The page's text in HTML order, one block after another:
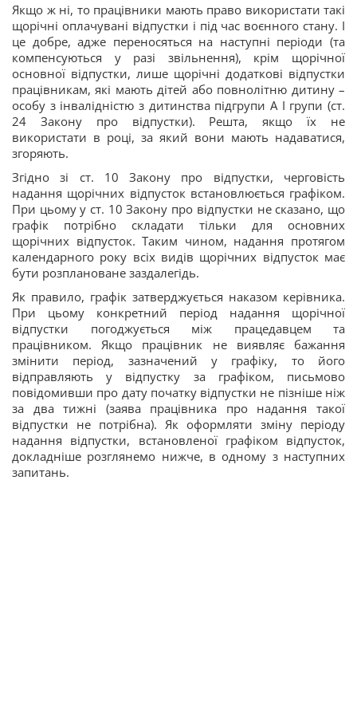
Якщо ж ні, то працівники мають право використати такі
щорічні оплачувані відпустки і під час воєнного стану. І
це добре, адже переносяться на наступні періоди (та
компенсуються у разі звільнення), крім щорічної
основної відпустки, лише щорічні додаткові відпустки
працівникам, які мають дітей або повнолітню дитину –
особу з інвалідністю з дитинства підгрупи А I групи (ст.
24 Закону про відпустки). Решта, якщо їх не
використати в році, за який вони мають надаватися,
згоряють.
Згідно зі ст. 10 Закону про відпустки, черговість
надання щорічних відпусток встановлюється графіком.
При цьому у ст. 10 Закону про відпустки не сказано, що
графік потрібно складати тільки для основних
щорічних відпусток. Таким чином, надання протягом
календарного року всіх видів щорічних відпусток має
бути розплановане заздалегідь.
Як правило, графік затверджується наказом керівника.
При цьому конкретний період надання щорічної
відпустки погоджується між працедавцем та
працівником. Якщо працівник не виявляє бажання
змінити період, зазначений у графіку, то його
відправляють у відпустку за графіком, письмово
повідомивши про дату початку відпустки не пізніше ніж
за два тижні (заява працівника про надання такої
відпустки не потрібна). Як оформляти зміну періоду
надання відпустки, встановленої графіком відпусток,
докладніше розглянемо нижче, в одному з наступних
запитань.